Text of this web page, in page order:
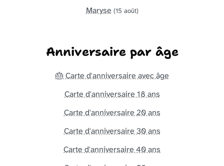
Maryse (15 août)
Anniversaire par âge
🎂 Carte d'anniversaire avec âge
Carte d'anniversaire 18 ans
Carte d'anniversaire 20 ans
Carte d'anniversaire 30 ans
Carte d'anniversaire 40 ans